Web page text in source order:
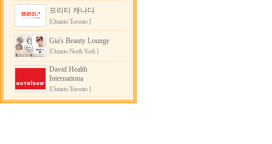
프리티 캐나다
[Ontario Toronto ]
Gia's Beauty Lounge
[Ontario North York ]
David Health
Internationa
[Ontario Toronto ]